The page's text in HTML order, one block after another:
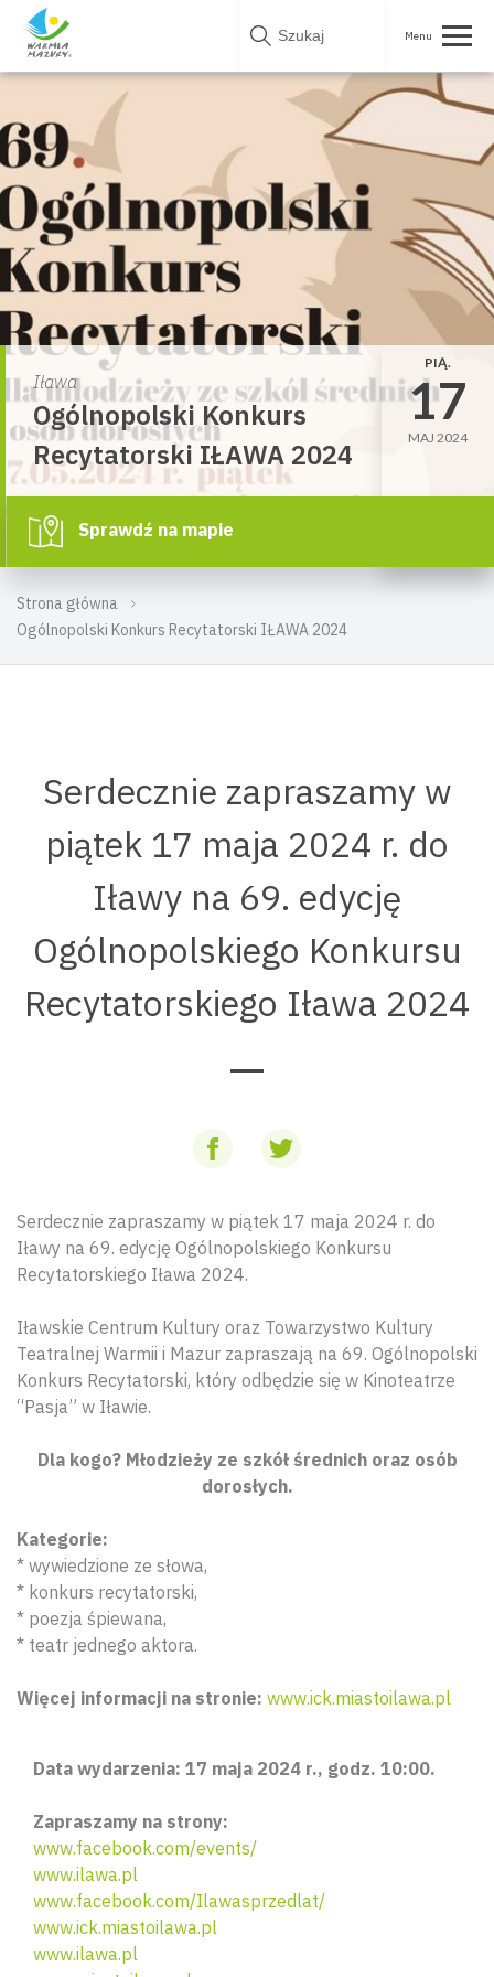
Skip
Strona główna
Ogólnopolski Konkurs Recytatorski IŁAWA 2024
Iława
Ogólnopolski Konkurs
Recytatorski IŁAWA 2024
PIĄ.
17
MAJ 2024
Sprawdź na mapie
Serdecznie zapraszamy w
piątek 17 maja 2024 r. do
Iławy na 69. edycję
Ogólnopolskiego Konkursu
Recytatorskiego Iława 2024
Serdecznie zapraszamy w piątek 17 maja 2024 r. do
Iławy na 69. edycję Ogólnopolskiego Konkursu
Recytatorskiego Iława 2024.
Iławskie Centrum Kultury oraz Towarzystwo Kultury
Teatralnej Warmii i Mazur zapraszają na 69. Ogólnopolski
Konkurs Recytatorski, który odbędzie się w Kinoteatrze
“Pasja” w Iławie.
Dla kogo? Młodzieży ze szkół średnich oraz osób
dorosłych.
Kategorie:
* wywiedzione ze słowa,
* konkurs recytatorski,
* poezja śpiewana,
* teatr jednego aktora.
Więcej informacji na stronie: www.ick.miastoilawa.pl
Data wydarzenia: 17 maja 2024 r., godz. 10:00.
Zapraszamy na strony:
www.facebook.com/events/
www.ilawa.pl
www.facebook.com/Ilawasprzedlat/
www.ick.miastoilawa.pl
www.ilawa.pl